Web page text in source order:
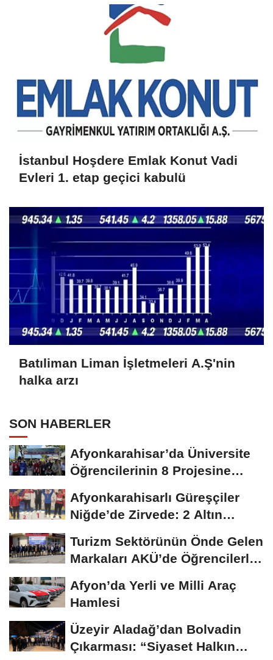
İstanbul Hoşdere Emlak Konut Vadi
Evleri 1. etap geçici kabulü
Batıliman Liman İşletmeleri A.Ş'nin
halka arzı
SON HABERLER
Afyonkarahisar’da Üniversite
Öğrencilerinin 8 Projesine
Afyonkarahisarlı Güreşçiler
Niğde’de Zirvede: 2 Altın
Turizm Sektörünün Önde Gelen
Markaları AKÜ’de Öğrencilerle
Afyon’da Yerli ve Milli Araç
Hamlesi
Üzeyir Aladağ’dan Bolvadin
Çıkarması: “Siyaset Halkın